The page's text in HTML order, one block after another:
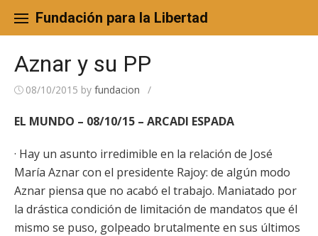
content
Fundación para la Libertad
Aznar y su PP
08/10/2015 by fundacion /
EL MUNDO – 08/10/15 – ARCADI ESPADA
· Hay un asunto irredimible en la relación de José
María Aznar con el presidente Rajoy: de algún modo
Aznar piensa que no acabó el trabajo. Maniatado por
la drástica condición de limitación de mandatos que él
mismo se puso, golpeado brutalmente en sus últimos